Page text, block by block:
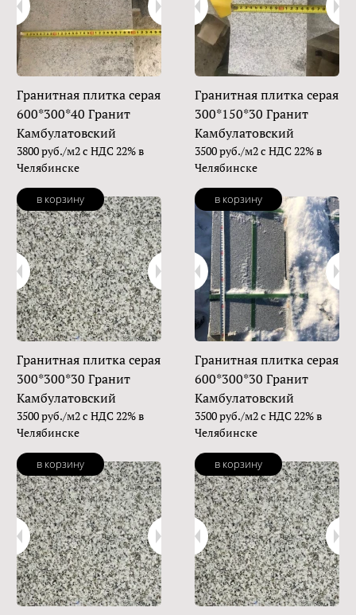
Гранитная плитка серая
600*300*40 Гранит
Камбулатовский
3800 руб./м2 с НДС 22% в
Челябинске
в корзину
Гранитная плитка серая
300*150*30 Гранит
Камбулатовский
3500 руб./м2 с НДС 22% в
Челябинске
в корзину
Гранитная плитка серая
300*300*30 Гранит
Камбулатовский
3500 руб./м2 с НДС 22% в
Челябинске
в корзину
Гранитная плитка серая
600*300*30 Гранит
Камбулатовский
3500 руб./м2 с НДС 22% в
Челябинске
в корзину